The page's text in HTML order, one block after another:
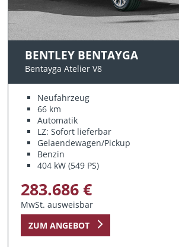
BENTLEY BENTAYGA
Bentayga Atelier V8
Neufahrzeug
66 km
Automatik
LZ: Sofort lieferbar
Gelaendewagen/Pickup
Benzin
404 kW (549 PS)
283.686 €
MwSt. ausweisbar
ZUM ANGEBOT